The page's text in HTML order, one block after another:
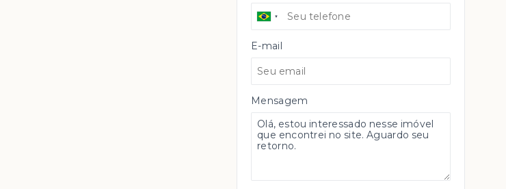
E-mail
Mensagem